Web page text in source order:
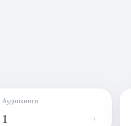
Аудиокниги
1